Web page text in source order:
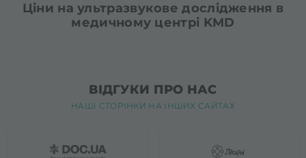
Ціни на ультразвукове дослідження в
медичному центрі KMD
ВІДГУКИ ПРО НАС
НАШІ СТОРІНКИ НА ІНШИХ САЙТАХ